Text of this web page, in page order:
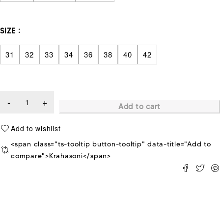
SIZE
31 32 33 34 36 38 40 42
Add to cart
<span class="ts-tooltip button-tooltip" data-title="Add to
compare">Krahasoni</span>